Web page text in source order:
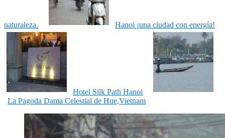
naturaleza. Hanoi ¡una ciudad con energía!
Hotel Silk Path Hanoi
La Pagoda Dama Celestial de Hue,Vietnam